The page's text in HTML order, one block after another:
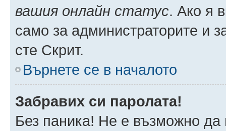
вашия онлайн статус. Ако я
само за администраторите и
сте Скрит.
Върнете се в началото
Забравих си паролата!
Без паника! Не е възможно да